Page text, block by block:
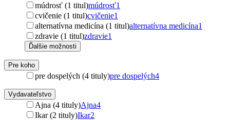
múdrosť (1 titul)múdrosť1
cvičenie (1 titul)cvičenie1
alternatívna medicína (1 titul)alternatívna medicína1
zdravie (1 titul)zdravie1
Ďalšie možnosti
Pre koho
pre dospelých (4 tituly)pre dospelých4
Vydavateľstvo
Ajna (4 tituly)Ajna4
Ikar (2 tituly)Ikar2